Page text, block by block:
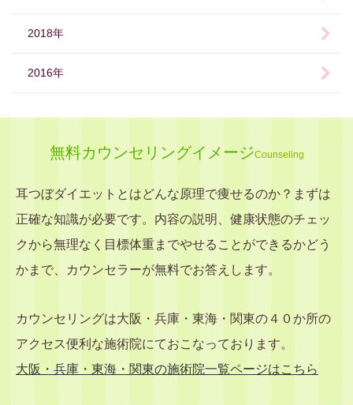
2018年
2016年
無料カウンセリングイメージCounseling
耳つぼダイエットとはどんな原理で痩せるのか？まずは
正確な知識が必要です。内容の説明、健康状態のチェッ
クから無理なく目標体重までやせることができるかどう
かまで、カウンセラーが無料でお答えします。
カウンセリングは大阪・兵庫・東海・関東の４０か所の
アクセス便利な施術院にておこなっております。
大阪・兵庫・東海・関東の施術院一覧ページはこちら